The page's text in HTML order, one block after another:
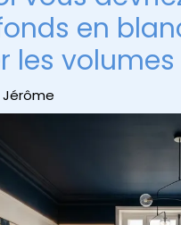
en
les volumes
Jérôme